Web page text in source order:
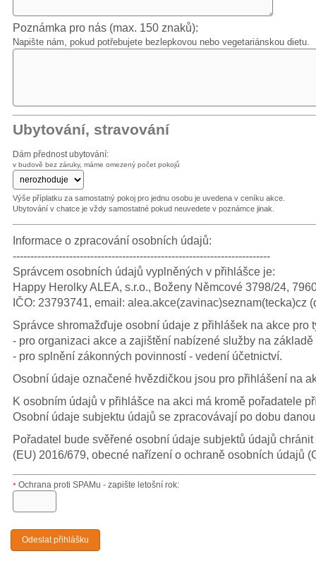
Poznámka pro nás (max. 150 znaků):
Napište nám, pokud potřebujete bezlepkovou nebo vegetariánskou dietu.
Ubytování, stravování
Dám přednost ubytování:
v budově bez záruky, máme omezený počet pokojů
Výše příplatku za samostatný pokoj pro jednu osobu je uvedena v ceníku akce.
Ubytování v chatce je vždy samostatné pokud neuvedete v poznámce jinak.
Informace o zpracování osobních údajů:
-------------------------------------------------------------------------
Správcem osobních údajů vyplněných v přihlášce je:
Happy Herolky ALEA, s.r.o., Boženy Němcové 3798/24,
IČO: 23793741, email: alea.akce(zavinac)seznam(tecka)cz
Správce shromažďuje osobní údaje z přihlášek na akce pro
- pro organizaci akce a zajištění nabízené služby na
- pro splnění zákonných povinností - vedení účetnictví.
Osobní údaje označené hvězdičkou jsou pro přihlášení na
K osobním údajů v přihlášce na akci má kromě pořadatele
Osobní údaje subjektu údajů se zpracovávají po dobu
Pořadatel bude svěřené osobní údaje subjektů údajů
(EU) 2016/679, obecné nařízení o ochraně osobních údajů
* Ochrana proti SPAMu - zapište letošní rok: